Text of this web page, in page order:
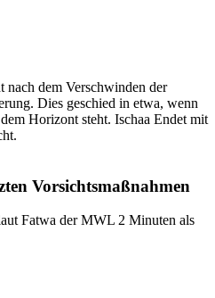
nach dem Verschwinden der
Dies geschied in etwa, wenn
Horizont steht. Ischaa Endet mit
Vorsichtsmaßnahmen
Fatwa der MWL 2 Minuten als